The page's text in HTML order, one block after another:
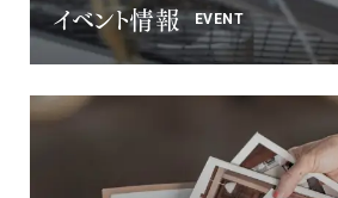
イベント情報 EVENT